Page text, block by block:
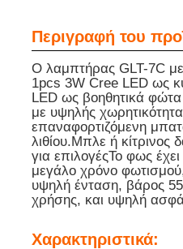
Αρχική Σελίδα
Προϊόντα
Περιγραφή του
Ο λαμπτήρας GLT-7C με
1pcs 3W Cree LED ως
LED ως βοηθητικά φώτα
με υψηλής
επαναφορτιζόμενη
λιθίου.Μπλε ή κίτρινος
για επιλογέςΤο φως
μεγάλο χρόνο
υψηλή ένταση, βάρος
χρήσης, και υψηλή
Χαρακτηριστικά: